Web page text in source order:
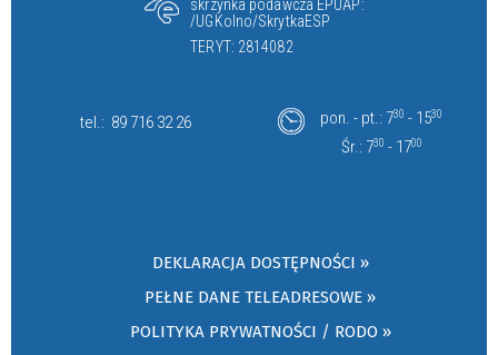
skrzynka podawcza EPUAP:
/UGKolno/SkrytkaESP
TERYT: 2814082
tel.: 89 716 32 26 pon. - pt.: 730 - 1530
Śr.: 730 - 1700
DEKLARACJA DOSTĘPNOŚCI »
PEŁNE DANE TELEADRESOWE »
POLITYKA PRYWATNOŚCI / RODO »